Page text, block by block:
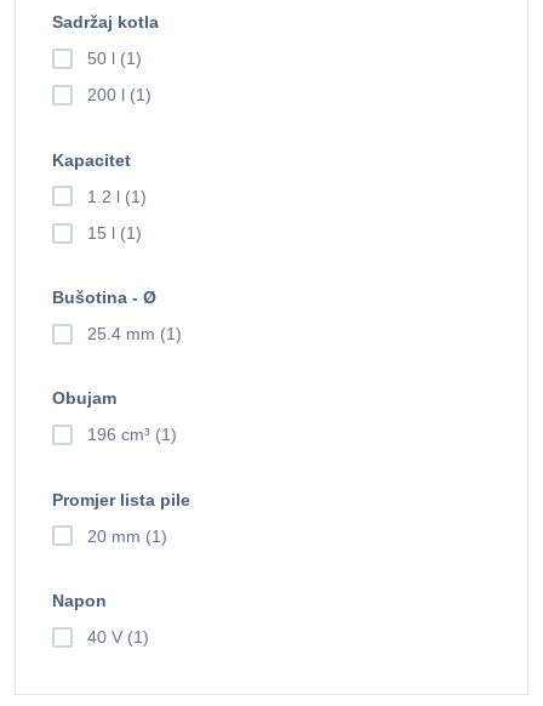
Sadržaj kotla
50 l (1)
200 l (1)
Kapacitet
1.2 l (1)
15 l (1)
Bušotina - Ø
25.4 mm (1)
Obujam
196 cm³ (1)
Promjer lista pile
20 mm (1)
Napon
40 V (1)